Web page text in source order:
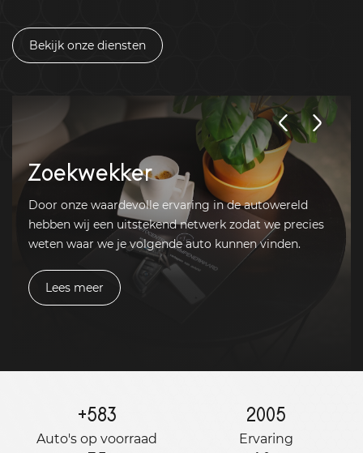
Bekijk onze diensten
Zoekwekker
Door onze waardevolle ervaring in de autowereld
hebben wij een uitstekend netwerk zodat we precies
weten waar we je volgende auto kunnen vinden.
Lees meer
+583
Auto's op voorraad
2005
Ervaring